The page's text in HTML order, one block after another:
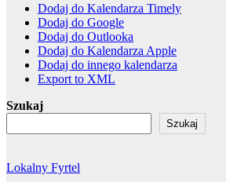
Dodaj do Kalendarza Timely
Dodaj do Google
Dodaj do Outlooka
Dodaj do Kalendarza Apple
Dodaj do innego kalendarza
Export to XML
Szukaj
Szukaj
Lokalny Fyrtel